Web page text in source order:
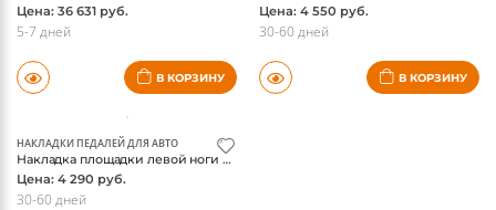
Цена: 36 631 руб.
5-7 дней
В КОРЗИНУ
Цена: 4 550 руб.
30-60 дней
В КОРЗИНУ
НАКЛАДКИ ПЕДАЛЕЙ ДЛЯ АВТО
Накладка площадки левой ноги Land Rover Defender
Цена: 4 290 руб.
30-60 дней